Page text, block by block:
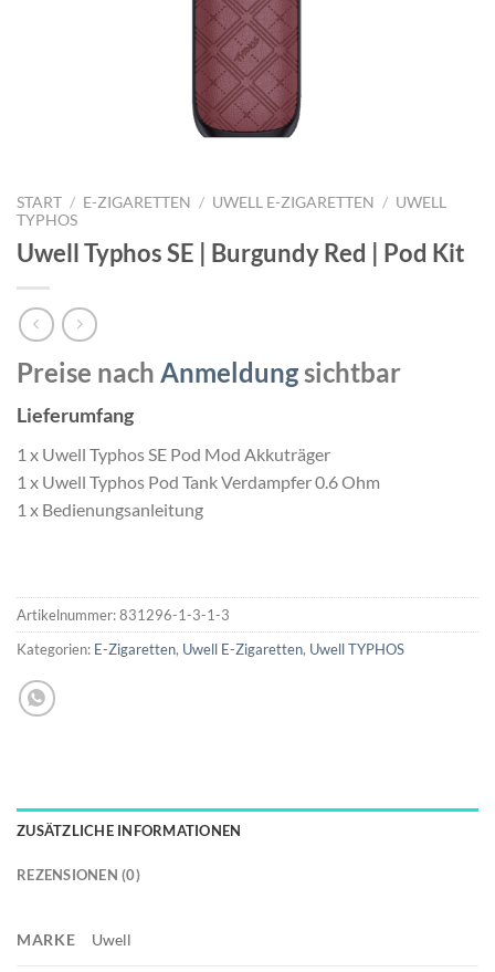
START / E-ZIGARETTEN / UWELL E-ZIGARETTEN / UWELL
TYPHOS
Uwell Typhos SE | Burgundy Red | Pod Kit
Preise nach Anmeldungsichtbar
Lieferumfang
1 x Uwell Typhos SE Pod Mod Akkuträger
1 x Uwell Typhos Pod Tank Verdampfer 0.6 Ohm
1 x Bedienungsanleitung
Artikelnummer:831296-1-3-1-3
Kategorien: E-Zigaretten, Uwell E-Zigaretten, Uwell TYPHOS
ZUSÄTZLICHE INFORMATIONEN
REZENSIONEN (0)
MARKE Uwell